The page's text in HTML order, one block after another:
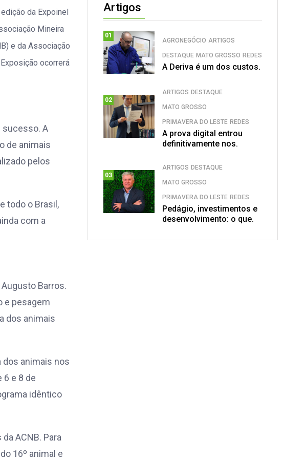
da Expoinel
Mineira
e da Associação
ocorrerá
sucesso. A
de animais
pelos
todo o Brasil,
com a
Barros.
e pesagem
dos animais
dos animais nos
6 e 8 de
idêntico
ACNB. Para
16º animal e
Artigos
01
AGRONEGÓCIO ARTIGOS
DESTAQUE MATO GROSSO REDES
A Deriva é um dos custos.
02
ARTIGOS DESTAQUE
MATO GROSSO
PRIMAVERA DO LESTE REDES
A prova digital entrou
definitivamente nos.
03
ARTIGOS DESTAQUE
MATO GROSSO
PRIMAVERA DO LESTE REDES
Pedágio, investimentos e
desenvolvimento: o que.